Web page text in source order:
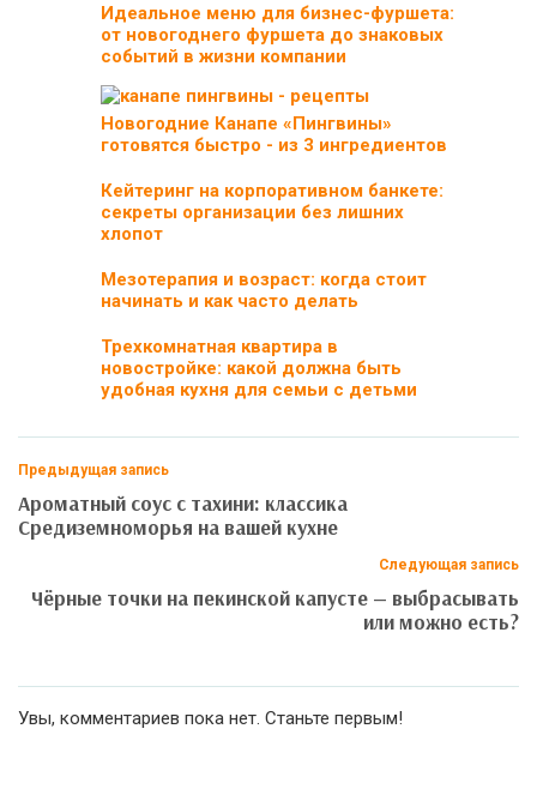
Идеальное меню для бизнес-фуршета:
от новогоднего фуршета до знаковых
событий в жизни компании
Новогодние Канапе «Пингвины»
готовятся быстро - из 3 ингредиентов
Кейтеринг на корпоративном банкете:
секреты организации без лишних
хлопот
Мезотерапия и возраст: когда стоит
начинать и как часто делать
Трехкомнатная квартира в
новостройке: какой должна быть
удобная кухня для семьи с детьми
Предыдущая запись
Ароматный соус с тахини: классика
Средиземноморья на вашей кухне
Следующая запись
Чёрные точки на пекинской капусте — выбрасывать
или можно есть?
Увы, комментариев пока нет. Станьте первым!